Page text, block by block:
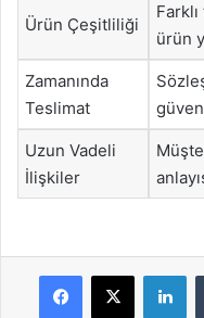
Ürün Çeşitliliği
ürün
Zamanında
Teslimat
Uzun Vadeli
İlişkiler
Facebook
X